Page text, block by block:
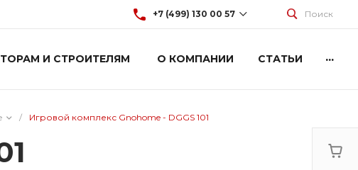
+7 (499) 130 00 57 Поиск
И СТРОИТЕЛЯМ О КОМПАНИИ СТАТЬИ ...
/ Игровой комплекс Gnohome - DGGS 101